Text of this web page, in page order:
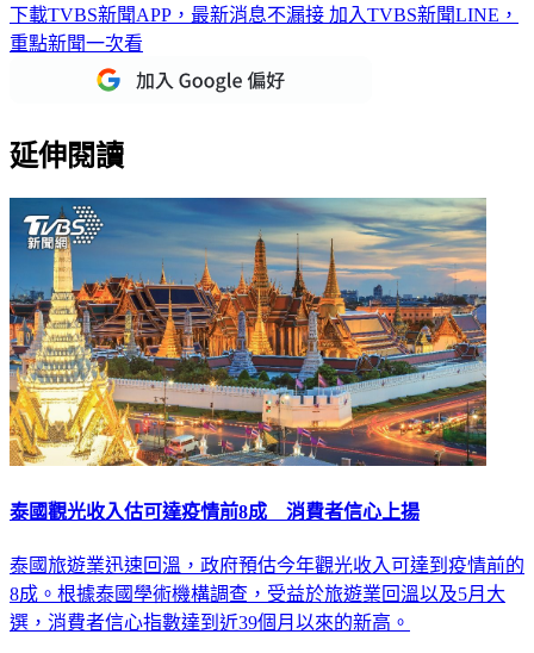
下載TVBS新聞APP，最新消息不漏接 加入TVBS新聞LINE，
重點新聞一次看
延伸閱讀
泰國觀光收入估可達疫情前8成 消費者信心上揚
泰國旅遊業迅速回溫，政府預估今年觀光收入可達到疫情前的
8成。根據泰國學術機構調查，受益於旅遊業回溫以及5月大
選，消費者信心指數達到近39個月以來的新高。